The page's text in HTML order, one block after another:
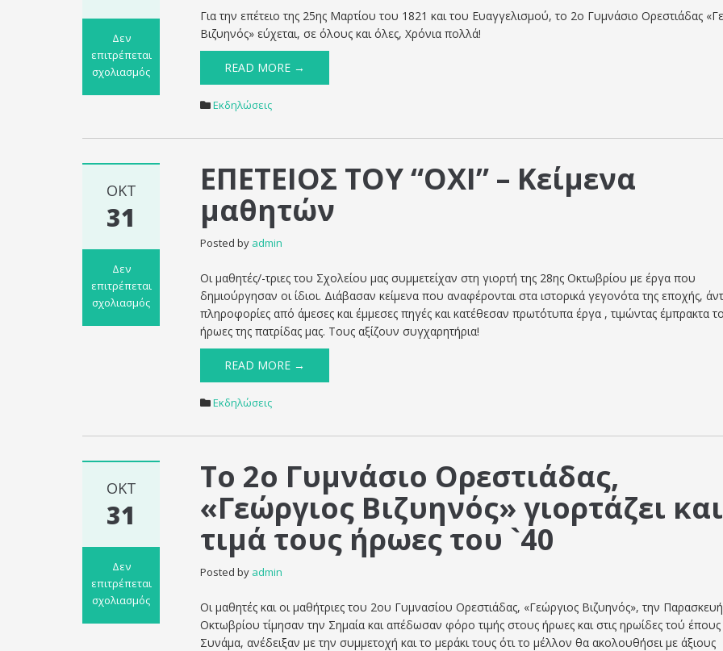
Δεν
επιτρέπεται
σχολιασμός
Μαρτίου
Για την επέτειο της 25ης Μαρτίου του 1821 και του Ευαγγελισμού, το 2ο Γυμνάσιο Ορεστιάδας
Βιζυηνός» εύχεται, σε όλους και όλες, Χρόνια πολλά!
READ MORE →
Εκδηλώσεις
ΟΚΤ
31
Δεν
επιτρέπεται
σχολιασμός
ΕΠΕΤΕΙΟΣ ΤΟΥ “ΟΧΙ” – Κείμενα
μαθητών
Posted by admin
Οι μαθητές/-τριες του Σχολείου μας συμμετείχαν στη γιορτή της 28ης Οκτωβρίου με έργα που
δημιούργησαν οι ίδιοι. Διάβασαν κείμενα που αναφέρονται στα ιστορικά γεγονότα της εποχής,
πληροφορίες από άμεσες και έμμεσες πηγές και κατέθεσαν πρωτότυπα έργα , τιμώντας έμπρακτα
ήρωες της πατρίδας μας. Τους αξίζουν συγχαρητήρια!
READ MORE →
Εκδηλώσεις
ΟΚΤ
31
Δεν
επιτρέπεται
σχολιασμός
Το 2ο Γυμνάσιο Ορεστιάδας,
«Γεώργιος Βιζυηνός» γιορτάζει και
τιμά τους ήρωες του `40
Posted by admin
Οι μαθητές και οι μαθήτριες του 2ου Γυμνασίου Ορεστιάδας, «Γεώργιος Βιζυηνός», την
Οκτωβρίου τίμησαν την Σημαία και απέδωσαν φόρο τιμής στους ήρωες και στις ηρωίδες τού
Συνάμα, ανέδειξαν με την συμμετοχή και το μεράκι τους ότι το μέλλον θα ακολουθήσει με άξιους